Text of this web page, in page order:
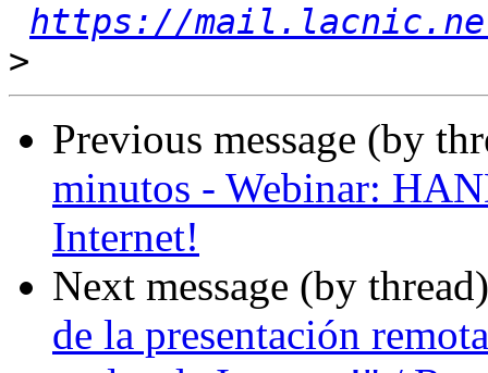
https://
>
Previous message (by
minutos - Webinar:
Internet!
Next message (by
de la presentación